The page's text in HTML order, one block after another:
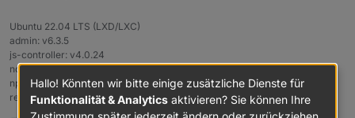
Ubuntu 22.04 LTS (LXD/LXC)
admin: v6.3.5
js-controller: v4.0.24
node: v18.16.1
npm: v9.5.1
repository:stable
Hallo! Könnten wir bitte einige zusätzliche Dienste für
Funktionalität & Analytics aktivieren? Sie können Ihre